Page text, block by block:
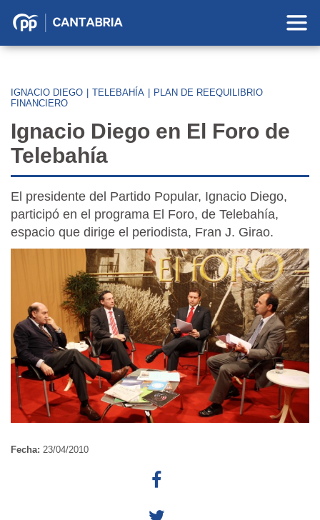
Partido
Cantabria
IGNACIO DIEGO TELEBAHÍA
PLAN DE REEQUILIBRIO
FINANCIERO
Ignacio Diego en El Foro de
Telebahía
El presidente del Partido Popular, Ignacio Diego,
participó en el programa El Foro, de Telebahía,
espacio que dirige el periodista, Fran J. Girao.
Fecha: 23/04/2010